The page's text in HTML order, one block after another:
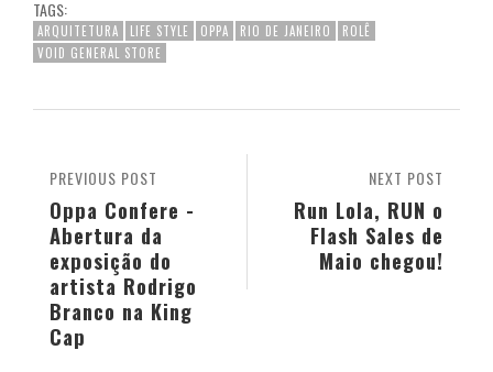
TAGS:
ARQUITETURA LIFE STYLE OPPA RIO DE JANEIRO
ROLÊ
VOID GENERAL STORE
NEXT POST
Run Lola, RUN o
Flash Sales de
Maio chegou!
PREVIOUS POST
Oppa Confere -
Abertura da
exposição do
artista Rodrigo
Branco na King
Cap